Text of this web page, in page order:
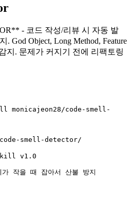
- 코드 작성/리뷰 시 자동 발
God Object, Long Method, Feature
지. 문제가 커지기 전에 리팩토링
code-smell-
smell-detector/
v1.0
작을 때 잡아서 산불 방지